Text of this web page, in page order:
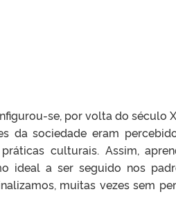
se, por volta do século
da sociedade eram
culturais. Assim,
ideal a ser seguido nos
muitas vezes sem